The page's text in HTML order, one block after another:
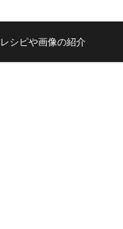
レシピや画像の紹介